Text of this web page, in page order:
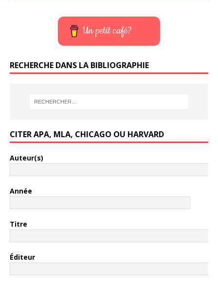
Un petit café?
RECHERCHE DANS LA BIBLIOGRAPHIE
CITER APA, MLA, CHICAGO OU HARVARD
Auteur(s)
Année
Titre
Éditeur